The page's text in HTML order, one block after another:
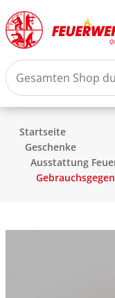
Startseite
Geschenke
Ausstattung